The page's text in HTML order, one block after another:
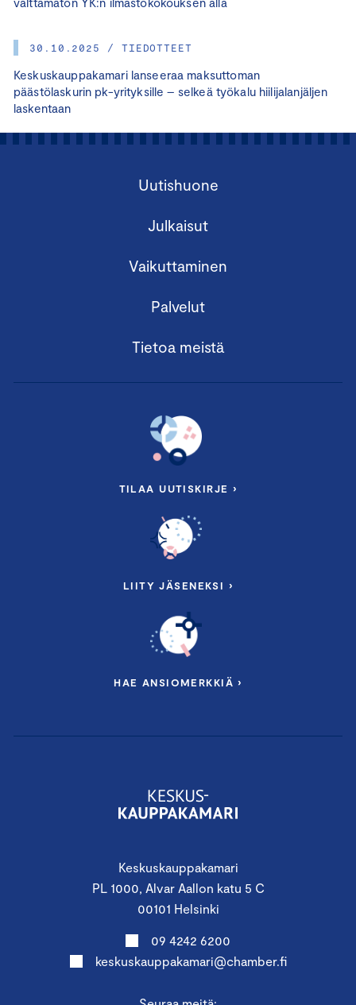
30.10.2025 / TIEDOTTEET
Keskuskauppakamari lanseeraa maksuttoman
päästölaskurin pk-yrityksille – selkeä työkalu hiilijalanjäljen
laskentaan
Keskuskauppakamari
PL 1000, Alvar Aallon katu 5 C
00101 Helsinki
09 4242 6200
keskuskauppakamari@chamber.fi
Uutishuone
Julkaisut
Vaikuttaminen
Palvelut
Tietoa meistä
TILAA UUTISKIRJE ›
LIITY JÄSENEKSI ›
HAE ANSIOMERKKIÄ ›